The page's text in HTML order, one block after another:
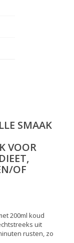
SMAAK
VOOR
OF
200ml koud
uit
rusten, zo